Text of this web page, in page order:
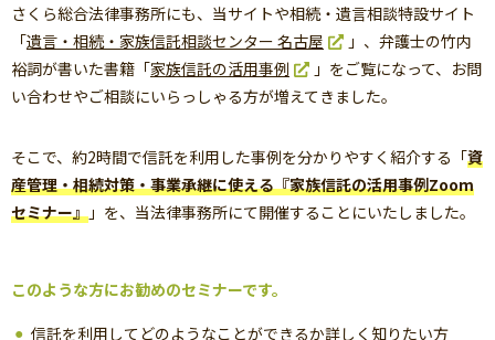
さくら総合法律事務所にも、当サイトや相続・遺言相談特設サイト
「遺言・相続・家族信託相談センター 名古屋
」、弁護士の竹内
裕詞が書いた書籍「家族信託の活用事例
」をご覧になって、お問
い合わせやご相談にいらっしゃる方が増えてきました。
そこで、約2時間で信託を利用した事例を分かりやすく紹介する「資
産管理・相続対策・事業承継に使える『家族信託の活用事例Zoom
セミナー』 」を、当法律事務所にて開催することにいたしました。
このような方にお勧めのセミナーです。
信託を利用してどのようなことができるか詳しく知りたい方